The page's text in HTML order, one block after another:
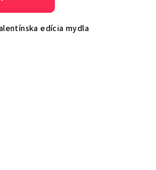
edícia mydla